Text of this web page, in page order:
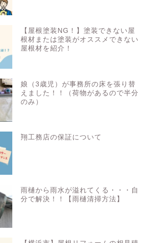
【屋根塗装NG！】塗装できない屋
根材または塗装がオススメできない
屋根材を紹介！
娘（3歳児）が事務所の床を張り替
えました！！（荷物があるので半分
のみ）
翔工務店の保証について
雨樋から雨水が溢れてくる・・・自
分で解決！！【雨樋清掃方法】